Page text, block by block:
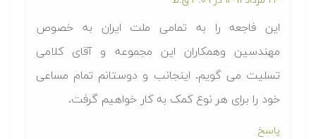
این فاجعه را به تمامی ملت ایران به خصوص
مهندسین وهمکاران این مجموعه و آقای کلامی
تسلیت می گویم. اینجانب و دوستانم تمام مساعی
خود را برای هر نوع کمک به کار خواهیم گرفت.
پاسخ